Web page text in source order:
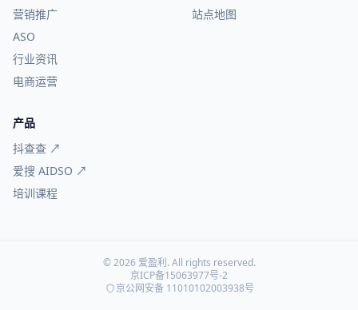
营销推广
ASO
行业资讯
电商运营
站点地图
产品
抖查查 ↗
爱搜 AIDSO ↗
培训课程
© 2026 爱盈利. All rights reserved.
京ICP备15063977号-2
京公网安备 11010102003938号